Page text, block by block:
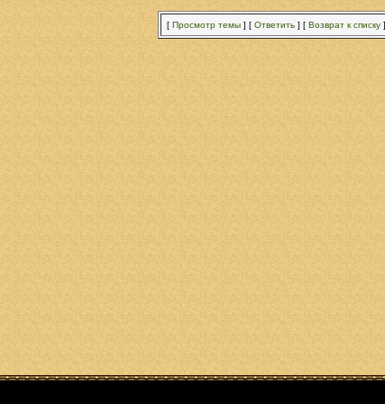
[ Просмотр темы ] [ Ответить ] [ Возврат к списку ]